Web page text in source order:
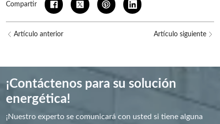
Compartir
Artículo anterior Artículo siguiente
¡Contáctenos para su solución
energética!
¡Nuestro experto se comunicará con usted si tiene alguna